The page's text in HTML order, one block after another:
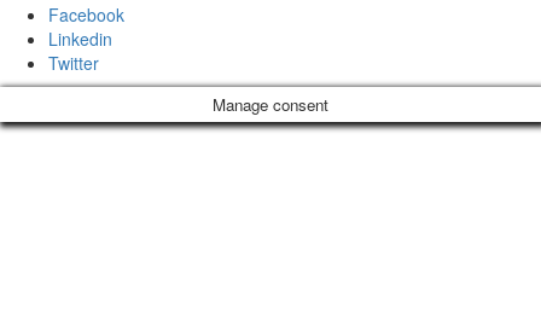
Facebook
Linkedin
Twitter
Manage consent